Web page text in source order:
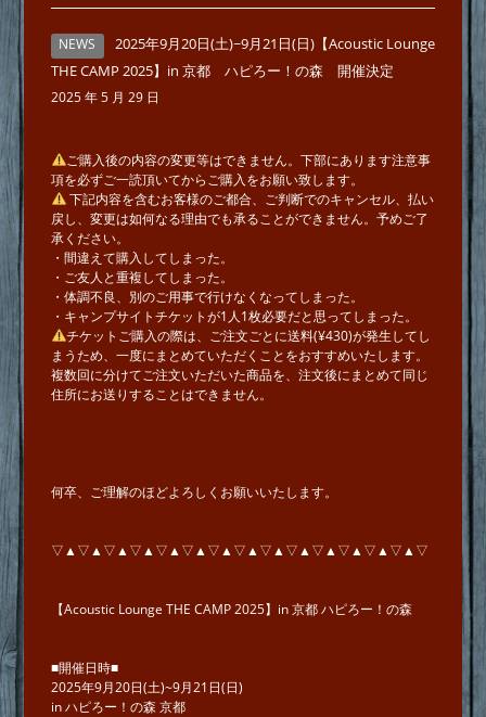
NEWS
2025年9月20日(土)~9月21日(日)【Acoustic Lounge
THE CAMP 2025】in 京都 ハピろー！の森 開催決定
2025 年 5 月 29 日
ご購入後の内容の変更等はできません。下部にあります注意事
項を必ずご一読頂いてからご購入をお願い致します。
下記内容を含むお客様のご都合、ご判断でのキャンセル、払い
戻し、変更は如何なる理由でも承ることができません。予めご了
承ください。
・間違えて購入してしまった。
・ご友人と重複してしまった。
・体調不良、別のご用事で行けなくなってしまった。
・キャンプサイトチケットが1人1枚必要だと思ってしまった。
チケットご購入の際は、ご注文ごとに送料(¥430)が発生してし
まうため、一度にまとめていただくことをおすすめいたします。
複数回に分けてご注文いただいた商品を、注文後にまとめて同じ
住所にお送りすることはできません。
何卒、ご理解のほどよろしくお願いいたします。
▽▲▽▲▽▲▽▲▽▲▽▲▽▲▽▲▽▲▽▲▽▲▽▲▽▲▽▲▽
【Acoustic Lounge THE CAMP 2025】in 京都 ハピろー！の森
■開催日時■
2025年9月20日(土)~9月21日(日)
in ハピろー！の森 京都